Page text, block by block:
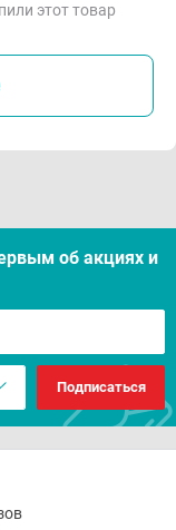
этот товар
об акцияx и
Подписаться